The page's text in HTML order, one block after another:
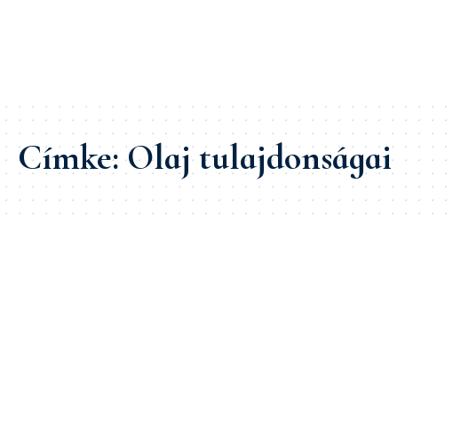
Címke:Olaj tulajdonságai